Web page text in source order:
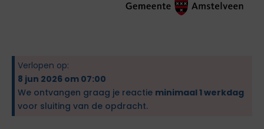
Verlopen op:
8 jun 2026 om 07:00
We ontvangen graag je reactie minimaal 1 werkdag
voor sluiting van de opdracht.